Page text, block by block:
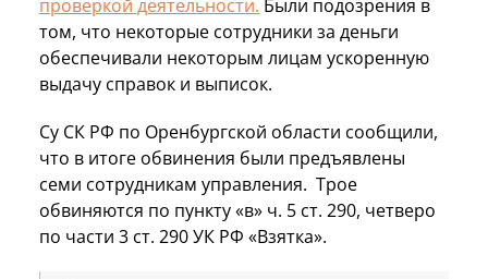
проверкой деятельности. Были подозрения в
том, что некоторые сотрудники за деньги
обеспечивали некоторым лицам ускоренную
выдачу справок и выписок.
Су СК РФ по Оренбургской области сообщили,
что в итоге обвинения были предъявлены
семи сотрудникам управления. Трое
обвиняются по пункту «в» ч. 5 ст. 290, четверо
по части 3 ст. 290 УК РФ «Взятка».